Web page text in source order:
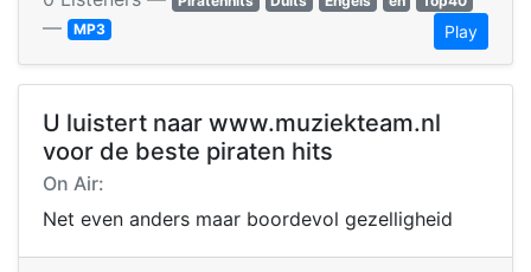
— MP3 Play
U luistert naar www.muziekteam.nl
voor de beste piraten hits
On Air:
Net even anders maar boordevol gezelligheid